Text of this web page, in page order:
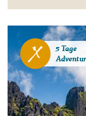
5 Tage